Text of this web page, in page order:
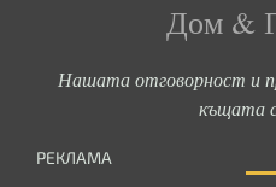
Дом &
Нашата отговорност и
къщата
РЕКЛАМА